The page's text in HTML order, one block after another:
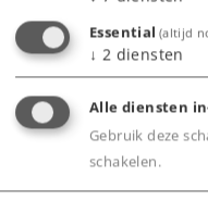
Productinfo
Essential (altijd
↓ 2 diensten
Alle diensten
Gebruik deze
schakelen.